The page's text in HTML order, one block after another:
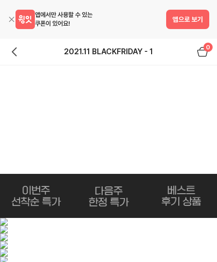
앱에서만 사용할 수 있는
쿠폰이 있어요!
앱으로 보기
2021.11 BLACKFRIDAY - 1 0